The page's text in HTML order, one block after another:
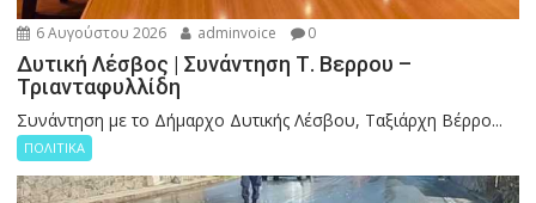
6 Αυγούστου 2026 adminvoice 0
Δυτική Λέσβος | Συνάντηση Τ. Βερρου –
Τριανταφυλλίδη
Συνάντηση με το Δήμαρχο Δυτικής Λέσβου, Ταξιάρχη Βέρρο...
ΠΟΛΙΤΙΚΑ